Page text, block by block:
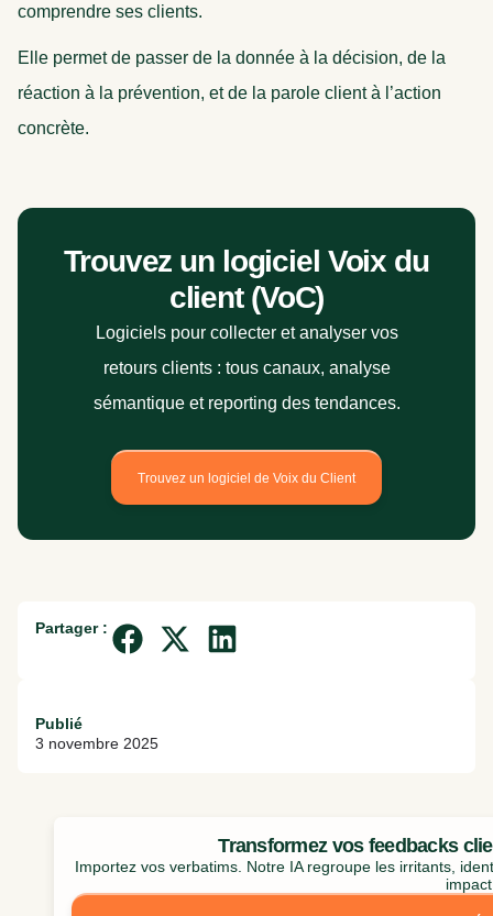
Publié
3 novembre 2025
Transformez vos feedbacks
Importez vos verbatims. Notre IA regroupe les irritants,
comprendre ses clients.
Elle permet de passer de la donnée à la décision, de la
réaction à la prévention, et de la parole client à l’action
concrète.
Trouvez un logiciel Voix du
client (VoC)
Logiciels pour collecter et analyser vos
retours clients : tous canaux, analyse
sémantique et reporting des tendances.
Trouvez un logiciel de Voix du Client
Partager :